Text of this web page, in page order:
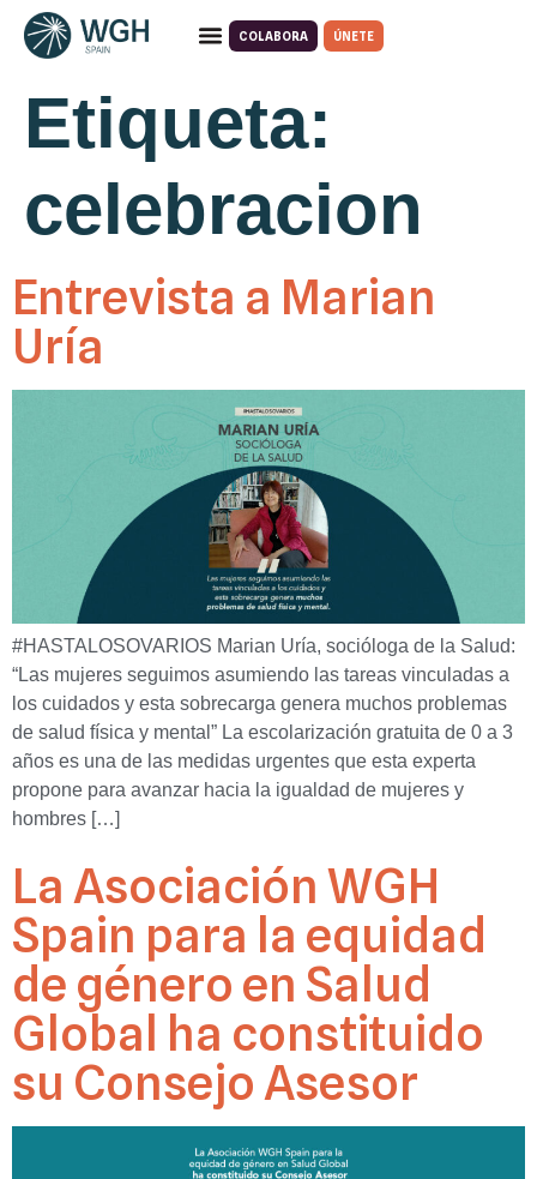
COLABORA ÚNETE
Etiqueta:
celebracion
Entrevista a Marian
Uría
#HASTALOSOVARIOS Marian Uría, socióloga de la Salud:
“Las mujeres seguimos asumiendo las tareas vinculadas a
los cuidados y esta sobrecarga genera muchos problemas
de salud física y mental” La escolarización gratuita de 0 a 3
años es una de las medidas urgentes que esta experta
propone para avanzar hacia la igualdad de mujeres y
hombres […]
La Asociación WGH
Spain para la equidad
de género en Salud
Global ha constituido
su Consejo Asesor